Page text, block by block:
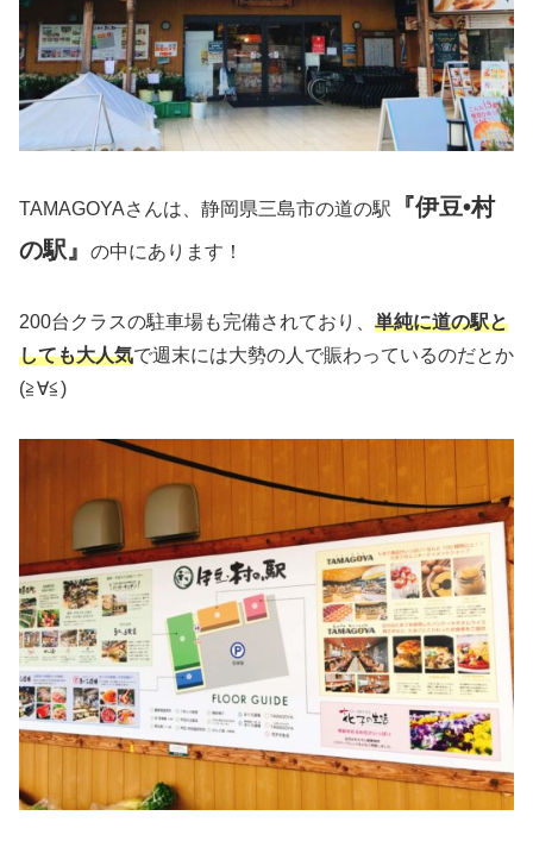
TAMAGOYAさんは、静岡県三島市の道の駅
『伊豆•村
の駅』
の中にあります！
200台クラスの駐車場も完備されており、 単純に道の駅と
しても大人気で週末には大勢の人で賑わっているのだとか
(≧∀≦)